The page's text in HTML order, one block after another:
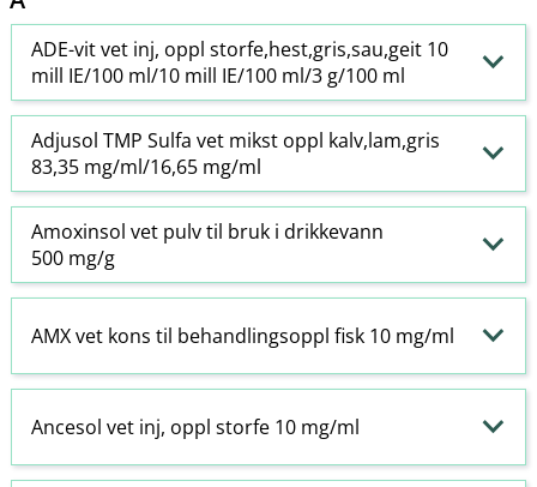
ADE-vit vet inj, oppl storfe,hest,gris,sau,geit 10
mill IE/100 ml/10 mill IE/100 ml/3 g/100 ml
Adjusol TMP Sulfa vet mikst oppl kalv,lam,gris
83,35 mg/ml/16,65 mg/ml
Amoxinsol vet pulv til bruk i drikkevann
500 mg/g
AMX vet kons til behandlingsoppl fisk 10 mg/ml
Ancesol vet inj, oppl storfe 10 mg/ml